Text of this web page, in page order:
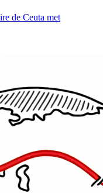
de Ceuta met